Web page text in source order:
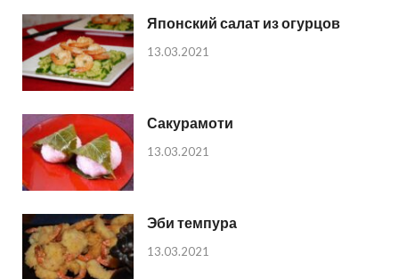
Японский салат из огурцов
13.03.2021
Сакурамоти
13.03.2021
Эби темпура
13.03.2021